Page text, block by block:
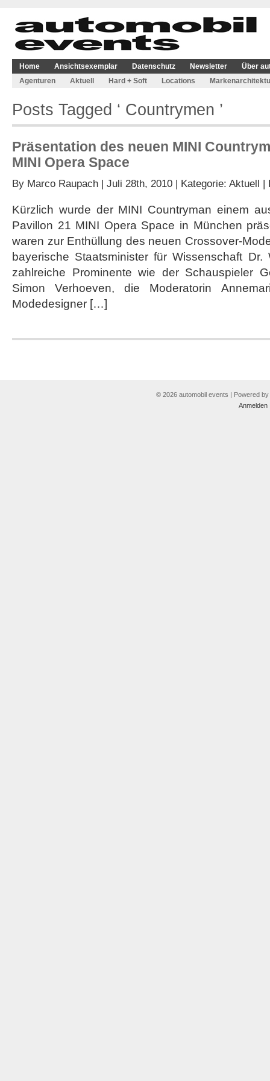
Home Ansichtsexemplar Datenschutz Newsletter
Über
Agenturen
Aktuell Hard + Soft Locations
Posts Tagged ‘ Countrymen ’
Präsentation des neuen MINI
MINI Opera Space
By Marco Raupach | Juli 28th, 2010 | Kategorie: Aktuell |
Kürzlich wurde der MINI Countryman einem
Pavillon 21 MINI Opera Space in München
waren zur Enthüllung des neuen Crossover-
bayerische Staatsminister für Wissenschaft
zahlreiche Prominente wie der Schauspieler
Simon Verhoeven, die Moderatorin
Modedesigner […]
© 2026 automobil events | Powered by
Anmelden|